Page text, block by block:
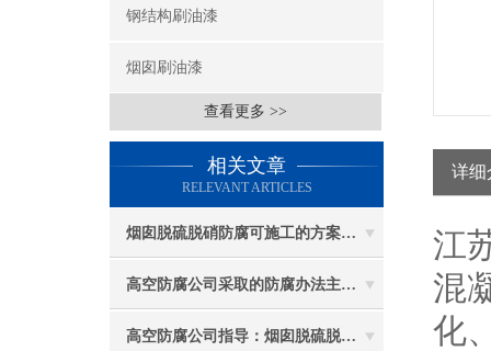
钢结构刷油漆
烟囱刷油漆
查看更多 >>
相关文章
RELEVANT ARTICLES
烟囱脱硫脱硝防腐可施工的方案都有哪些？
高空防腐公司采取的防腐办法主要有哪些？
高空防腐公司指导：烟囱脱硫脱硝防腐施工要注意些什么？
详细
江
混
化